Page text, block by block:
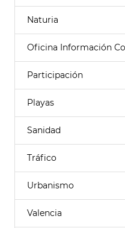
Naturia
Oficina Información
Participación
Playas
Sanidad
Tráfico
Urbanismo
Valencia